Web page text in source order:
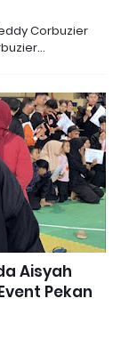
Corbuzier
Aisyah
Pekan